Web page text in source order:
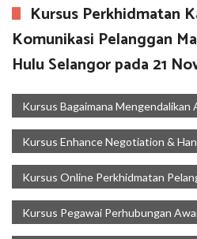
Kursus Perkhidmatan
Komunikasi Pelanggan
Hulu Selangor pada 21
Kursus Bagaimana Mengendalikan
Kursus Enhance Negotiation &
Kursus Online Perkhidmatan
Kursus Pegawai Perhubungan